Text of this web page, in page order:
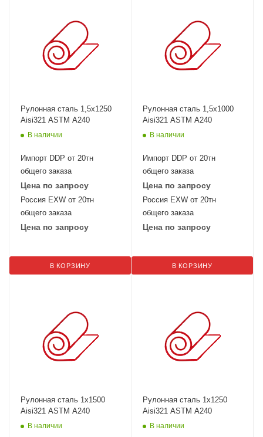
Рулонная сталь 1,5х1250
Aisi321 ASTM A240
В наличии
Импорт DDP от 20тн
общего заказа
Цена по запросу
Россия EXW от 20тн
общего заказа
Цена по запросу
В КОРЗИНУ
Рулонная сталь 1,5х1000
Aisi321 ASTM A240
В наличии
Импорт DDP от 20тн
общего заказа
Цена по запросу
Россия EXW от 20тн
общего заказа
Цена по запросу
В КОРЗИНУ
Рулонная сталь 1х1500
Aisi321 ASTM A240
В наличии
Рулонная сталь 1х1250
Aisi321 ASTM A240
В наличии